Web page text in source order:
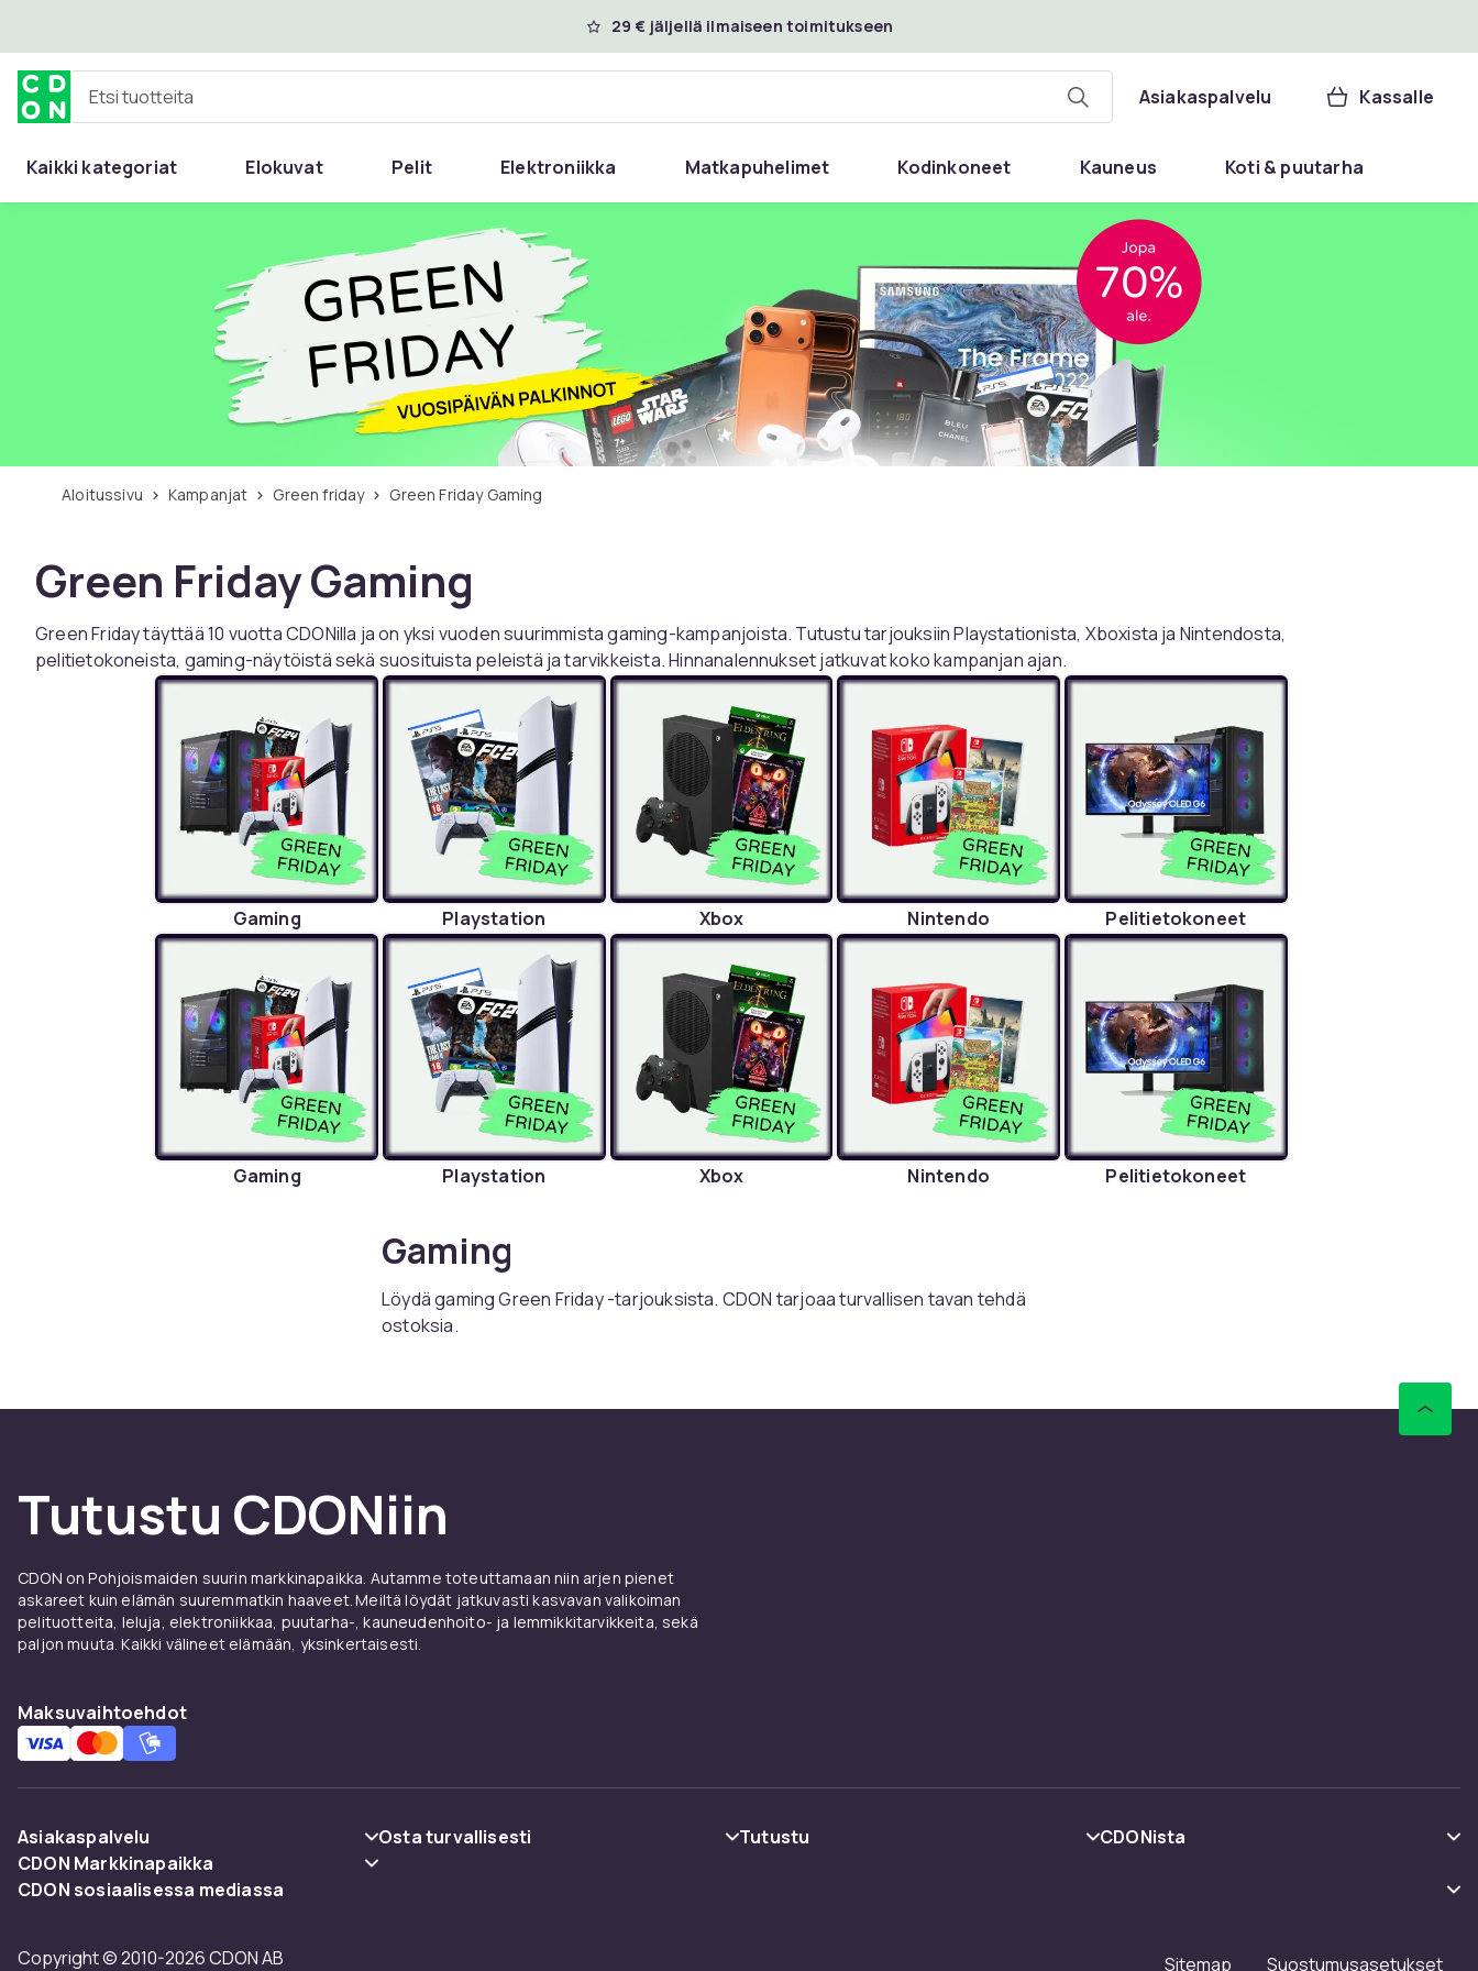
29 € jäljellä ilmaiseen toimitukseen
Etsi tuotteita Asiakaspalvelu Kassalle
Kaikki kategoriat Elokuvat Pelit Elektroniikka Matkapuhelimet Kodinkoneet Kauneus Koti & puutarha
Aloitussivu Kampanjat Green friday Green Friday Gaming
Green Friday Gaming
Green Friday täyttää 10 vuotta CDONilla ja on yksi vuoden suurimmista gaming-kampanjoista. Tutustu tarjouksiin Playstationista, Xboxista ja Nintendosta,
pelitietokoneista, gaming-näytöistä sekä suosituista peleistä ja tarvikkeista. Hinnanalennukset jatkuvat koko kampanjan ajan.
Gaming Playstation Xbox Nintendo Pelitietokoneet
Gaming Playstation Xbox Nintendo Pelitietokoneet
Gaming
Löydä gaming Green Friday -tarjouksista. CDON tarjoaa turvallisen tavan tehdä
ostoksia.
Tutustu CDONiin
CDON on Pohjoismaiden suurin markkinapaikka. Autamme toteuttamaan niin arjen pienet
askareet kuin elämän suuremmatkin haaveet. Meiltä löydät jatkuvasti kasvavan valikoiman
pelituotteita, leluja, elektroniikkaa, puutarha-, kauneudenhoito- ja lemmikkitarvikkeita, sekä
paljon muuta. Kaikki välineet elämään, yksinkertaisesti.
Maksuvaihtoehdot
Asiakaspalvelu
Usein kysyttyä (UKK)
Peruuta & palauta tästä
Osta turvallisesti
Tutustu
CDONista
Työskentele kanssamme
CDON Markkinapaikka
Merchant Help Center
CDON sosiaalisessa mediassa
Copyright © 2010-2026 CDON AB
Sitemap Suostumusasetukset